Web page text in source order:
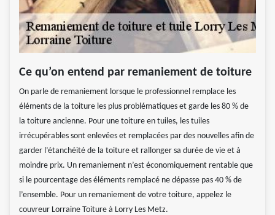
Ce qu’on entend par remaniement de toiture
On parle de remaniement lorsque le professionnel remplace les
éléments de la toiture les plus problématiques et garde les 80 % de
la toiture ancienne. Pour une toiture en tuiles, les tuiles
irrécupérables sont enlevées et remplacées par des nouvelles afin de
garder l’étanchéité de la toiture et rallonger sa durée de vie et à
moindre prix. Un remaniement n’est économiquement rentable que
si le pourcentage des éléments remplacé ne dépasse pas 40 % de
l’ensemble. Pour un remaniement de votre toiture, appelez le
couvreur Lorraine Toiture à Lorry Les Metz.